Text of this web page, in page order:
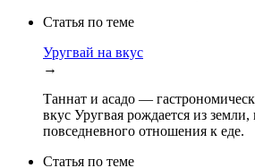
Статья по теме
Уругвай на вкус
→
Таннат и асадо —
вкус Уругвая рождается из земли,
повседневного отношения к еде.
Статья по теме